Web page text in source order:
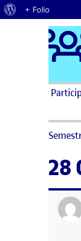
Acerca de
+ Folio
Saltar al contenido
28